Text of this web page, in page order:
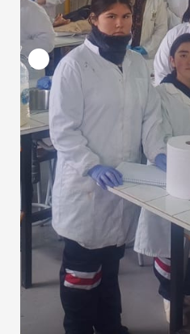
2 1 MES ATRÁS
3
¡Felices
estudiantes!
1 MES ATRÁS
4
Primera Visita
Provincial a la
2 MESES ATRÁS
Visita a
Melón
2 MESES ATRÁS